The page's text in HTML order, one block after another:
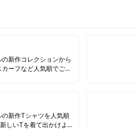
新作コレクションから
ーフなど人気順でご紹
の新作Tシャツを人気順
しいTを着て出かけよ